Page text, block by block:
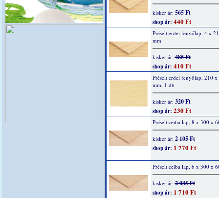
kisker ár:565 Ft
shop ár: 440 Ft
Préselt erdei fenyőlap, 4 x
mm
kisker ár:485 Ft
shop ár: 410 Ft
Préselt erdei fenyőlap, 210
mm, 1 db
kisker ár:320 Ft
shop ár: 230 Ft
Préselt ceiba lap, 8 x 300 x
kisker ár:2 105 Ft
shop ár: 1 770 Ft
Préselt ceiba lap, 6 x 300 x
kisker ár:2 035 Ft
shop ár: 1 710 Ft